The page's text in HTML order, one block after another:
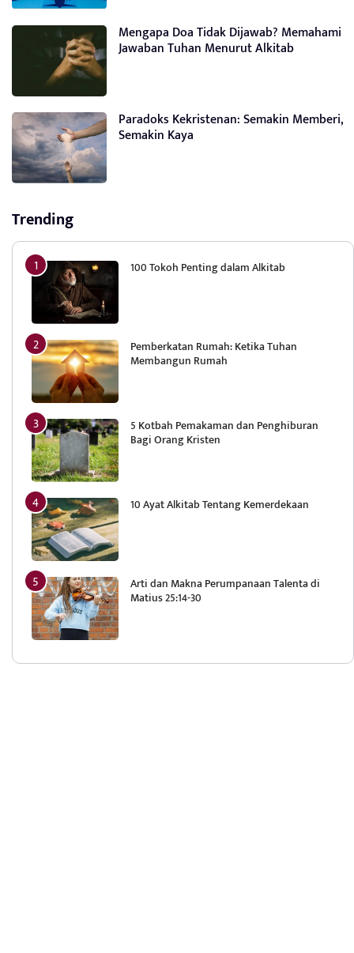
Mengapa Doa Tidak Dijawab? Memahami
Jawaban Tuhan Menurut Alkitab
Paradoks Kekristenan: Semakin Memberi,
Semakin Kaya
Trending
100 Tokoh Penting dalam Alkitab
Pemberkatan Rumah: Ketika Tuhan
Membangun Rumah
5 Kotbah Pemakaman dan Penghiburan
Bagi Orang Kristen
10 Ayat Alkitab Tentang Kemerdekaan
Arti dan Makna Perumpanaan Talenta di
Matius 25:14-30